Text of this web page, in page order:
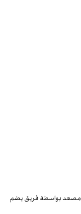
تُعد شركة مصاعد المضيان واحدة من الشركات الرائدة في دولة الكويت في مجال توريد وتركيب وصيانة وتحديث المصاعد والسلالم الكهربائية، بخبرة تمتد منذ عام 1980، وتنفيذ أكثر من 5000 مشروع، وصيانة أكثر من 3000 مصعد بواسطة فريق يضم